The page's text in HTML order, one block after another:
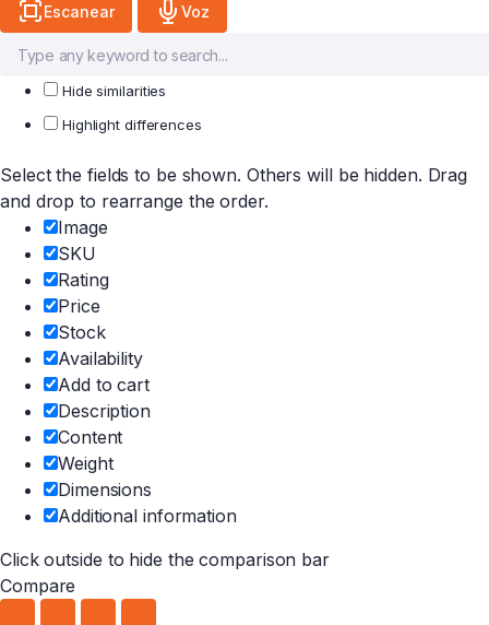
Escanear Voz
Hide similarities
Highlight differences
Select the fields to be shown. Others will be hidden. Drag
and drop to rearrange the order.
Image
SKU
Rating
Price
Stock
Availability
Add to cart
Description
Content
Weight
Dimensions
Additional information
Click outside to hide the comparison bar
Compare